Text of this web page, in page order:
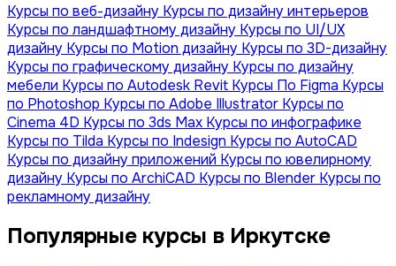
Курсы по веб-дизайну Курсы по дизайну интерьеров
Курсы по ландшафтному дизайну Курсы по UI/UX
дизайну Курсы по Motion дизайну Курсы по 3D-дизайну
Курсы по графическому дизайну Курсы по дизайну
мебели Курсы по Autodesk Revit Курсы По Figma Курсы
по Photoshop Курсы по Adobe Illustrator Курсы по
Сinema 4D Курсы по 3ds Max Курсы по инфографике
Курсы по Tilda Курсы по Indesign Курсы по AutoCAD
Курсы по дизайну приложений Курсы по ювелирному
дизайну Курсы по ArchiCAD Курсы по Blender Курсы по
рекламному дизайну
Популярные курсы в Иркутске